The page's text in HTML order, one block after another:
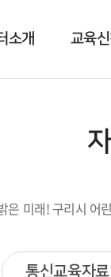
소개 교육
은 미래! 구리시 어
통신교육자료